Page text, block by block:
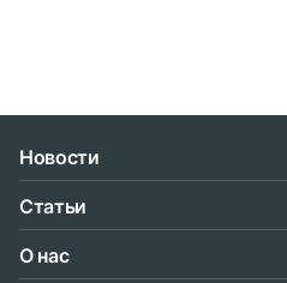
Новости
Статьи
О нас